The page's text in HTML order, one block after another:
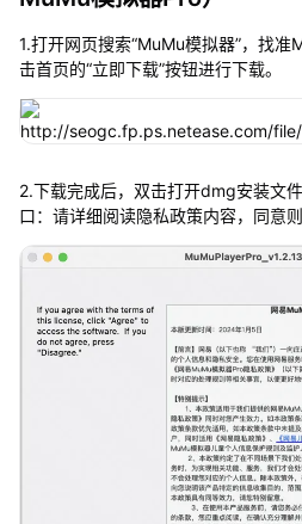
1.打开网页搜索“MuMu模拟器”，找
击首页的“立即下载”按钮进行下载。
2.下载完成后，双击打开dmg安装文
口：请详细阅读隐私政策内容，同意